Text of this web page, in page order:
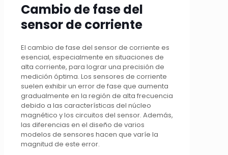
Cambio de fase del
sensor de corriente
El cambio de fase del sensor de corriente es
esencial, especialmente en situaciones de
alta corriente, para lograr una precisión de
medición óptima. Los sensores de corriente
suelen exhibir un error de fase que aumenta
gradualmente en la región de alta frecuencia
debido a las características del núcleo
magnético y los circuitos del sensor. Además,
las diferencias en el diseño de varios
modelos de sensores hacen que varíe la
magnitud de este error.